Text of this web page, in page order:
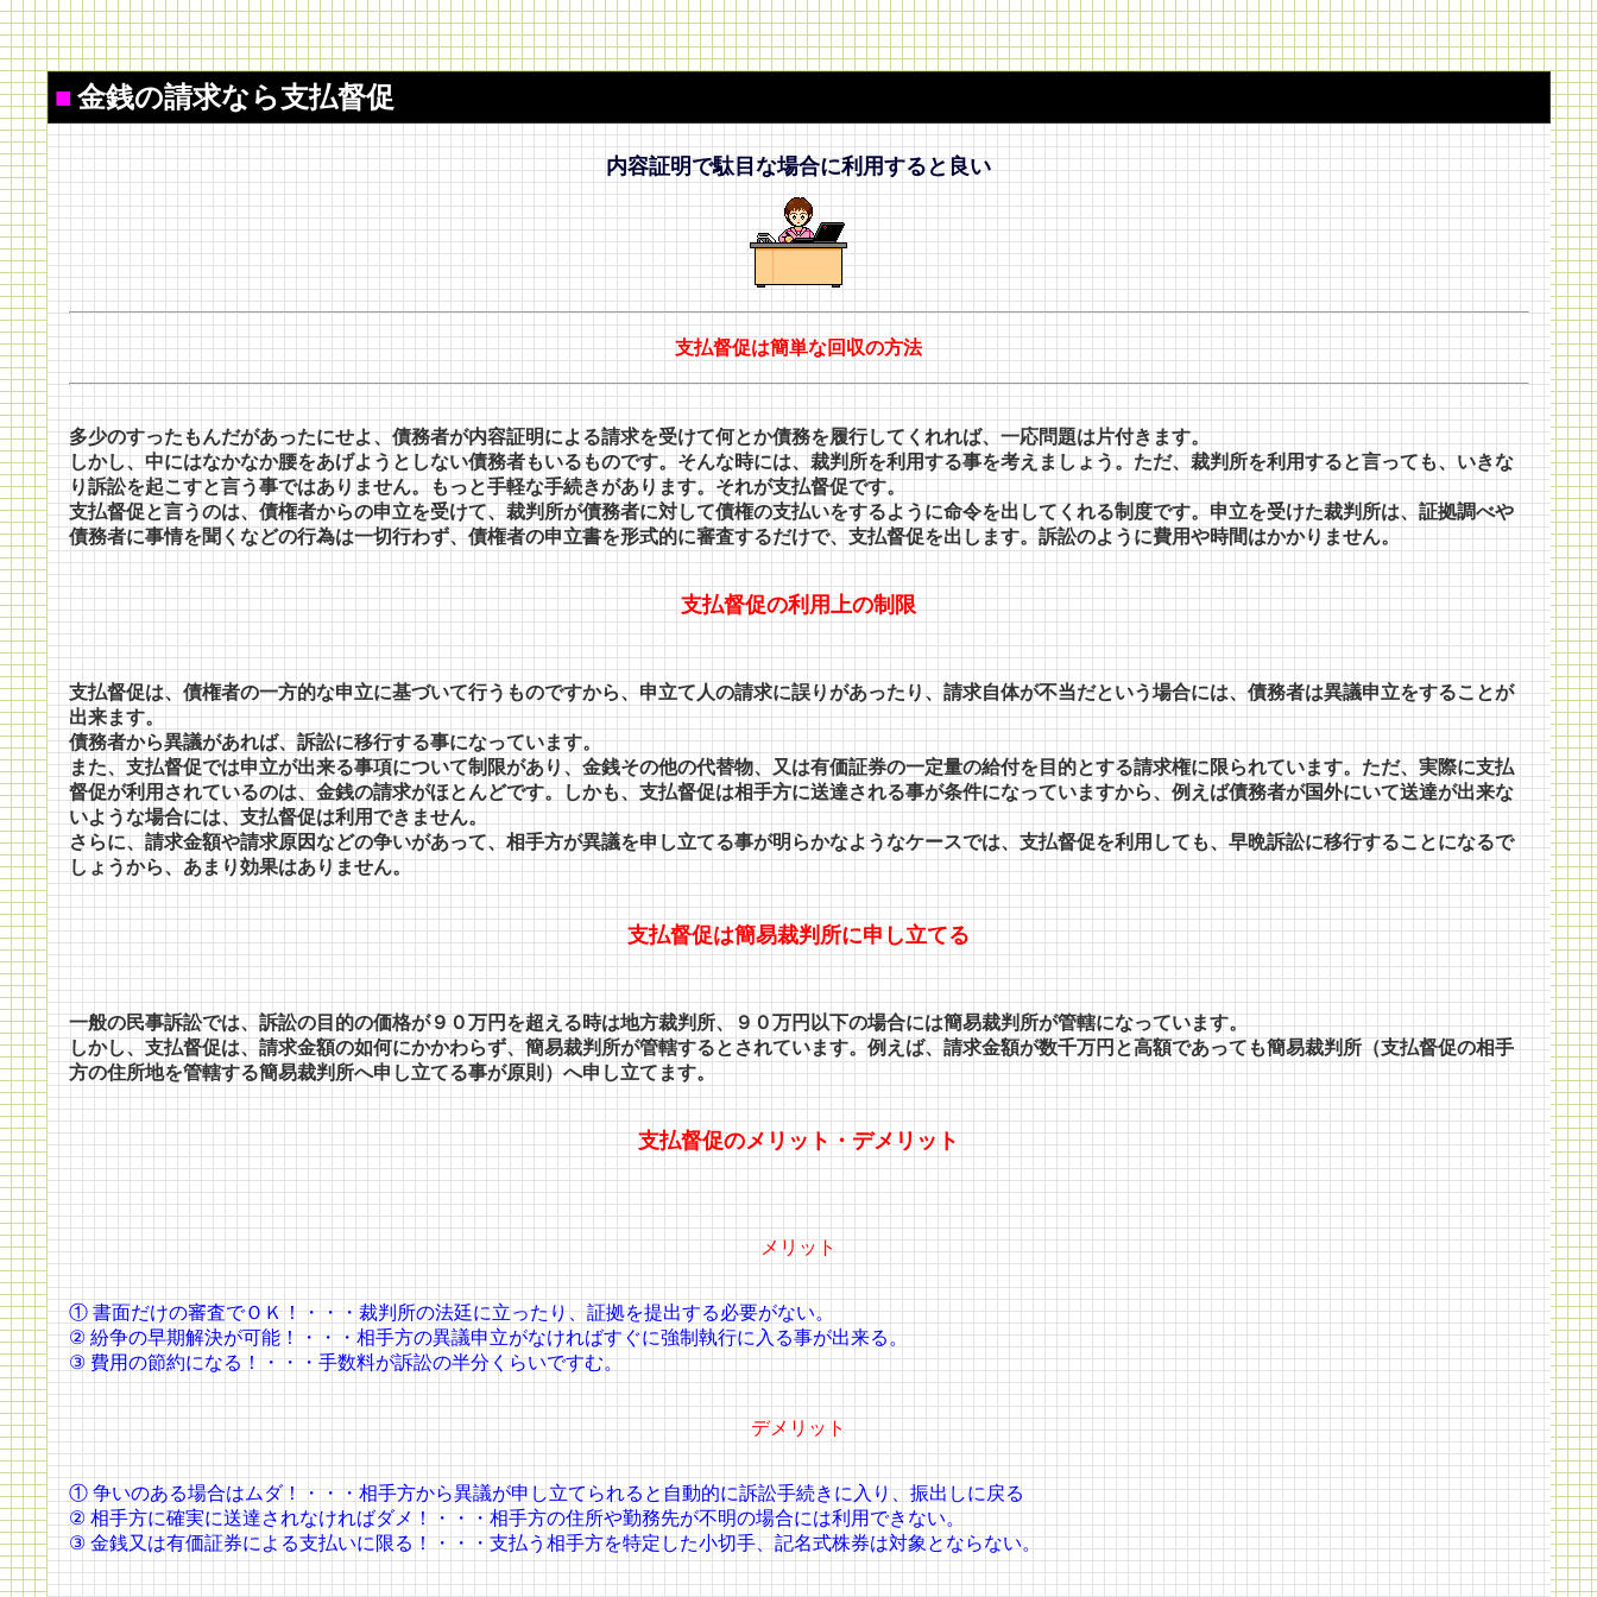
■ 金銭の請求なら支払督促
内容証明で駄目な場合に利用すると良い
支払督促は簡単な回収の方法
多少のすったもんだがあったにせよ、債務者が内容証明による請求を受けて何とか債務を履行してくれれば、一応問題は片付きます。
しかし、中にはなかなか腰をあげようとしない債務者もいるものです。そんな時には、裁判所を利用する事を考えましょう。ただ、裁判所を利用すると言っても、いきな
り訴訟を起こすと言う事ではありません。もっと手軽な手続きがあります。それが支払督促です。
支払督促と言うのは、債権者からの申立を受けて、裁判所が債務者に対して債権の支払いをするように命令を出してくれる制度です。申立を受けた裁判所は、証拠調べや
債務者に事情を聞くなどの行為は一切行わず、債権者の申立書を形式的に審査するだけで、支払督促を出します。訴訟のように費用や時間はかかりません。
支払督促の利用上の制限
支払督促は、債権者の一方的な申立に基づいて行うものですから、申立て人の請求に誤りがあったり、請求自体が不当だという場合には、債務者は異議申立をすることが
出来ます。
債務者から異議があれば、訴訟に移行する事になっています。
また、支払督促では申立が出来る事項について制限があり、金銭その他の代替物、又は有価証券の一定量の給付を目的とする請求権に限られています。ただ、実際に支払
督促が利用されているのは、金銭の請求がほとんどです。しかも、支払督促は相手方に送達される事が条件になっていますから、例えば債務者が国外にいて送達が出来な
いような場合には、支払督促は利用できません。
さらに、請求金額や請求原因などの争いがあって、相手方が異議を申し立てる事が明らかなようなケースでは、支払督促を利用しても、早晩訴訟に移行することになるで
しょうから、あまり効果はありません。
支払督促は簡易裁判所に申し立てる
一般の民事訴訟では、訴訟の目的の価格が９０万円を超える時は地方裁判所、９０万円以下の場合には簡易裁判所が管轄になっています。
しかし、支払督促は、請求金額の如何にかかわらず、簡易裁判所が管轄するとされています。例えば、請求金額が数千万円と高額であっても簡易裁判所（支払督促の相手
方の住所地を管轄する簡易裁判所へ申し立てる事が原則）へ申し立てます。
支払督促のメリット・デメリット
メリット
① 書面だけの審査でＯＫ！・・・裁判所の法廷に立ったり、証拠を提出する必要がない。
② 紛争の早期解決が可能！・・・相手方の異議申立がなければすぐに強制執行に入る事が出来る。
③ 費用の節約になる！・・・手数料が訴訟の半分くらいですむ。
デメリット
① 争いのある場合はムダ！・・・相手方から異議が申し立てられると自動的に訴訟手続きに入り、振出しに戻る
② 相手方に確実に送達されなければダメ！・・・相手方の住所や勤務先が不明の場合には利用できない。
③ 金銭又は有価証券による支払いに限る！・・・支払う相手方を特定した小切手、記名式株券は対象とならない。